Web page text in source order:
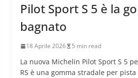
Pilot Sport S 5 è la
bagnato
18 Aprile 2026 5 min read
La nuova Michelin Pilot Sport S 5
RS è una gomma stradale per